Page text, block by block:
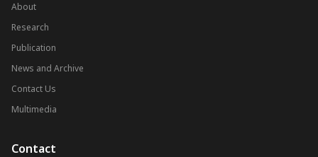
About
Research
Publication
News and Archive
Contact Us
Multimedia
Contact